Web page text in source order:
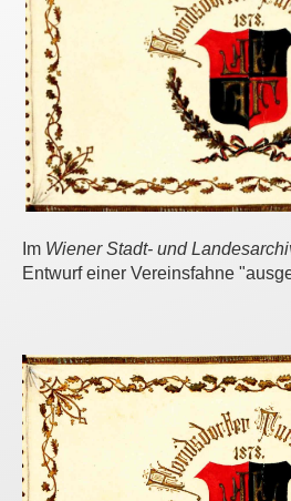
Im Wiener Stadt- und
Entwurf einer Vereinsfahne